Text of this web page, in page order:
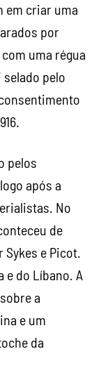
em criar uma
por
uma régua
pelo
pelos
após a
No
de
e Picot.
e do Líbano. A
a
e um
da